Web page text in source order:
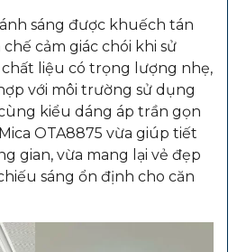
sáng được khuếch tán
cảm giác chói khi sử
liệu có trọng lượng nhẹ,
với môi trường sử dụng
kiểu dáng áp trần gọn
OTA8875 vừa giúp tiết
gian, vừa mang lại vẻ đẹp
sáng ổn định cho căn